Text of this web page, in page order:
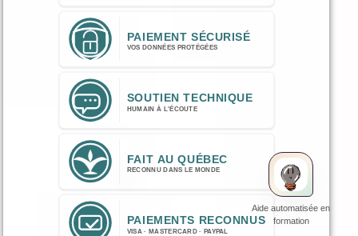
IA
Aide automatisée en
formation